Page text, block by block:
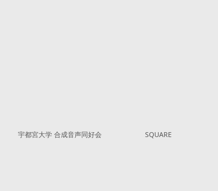
宇都宮大学 合成音声同好会 SQUARE